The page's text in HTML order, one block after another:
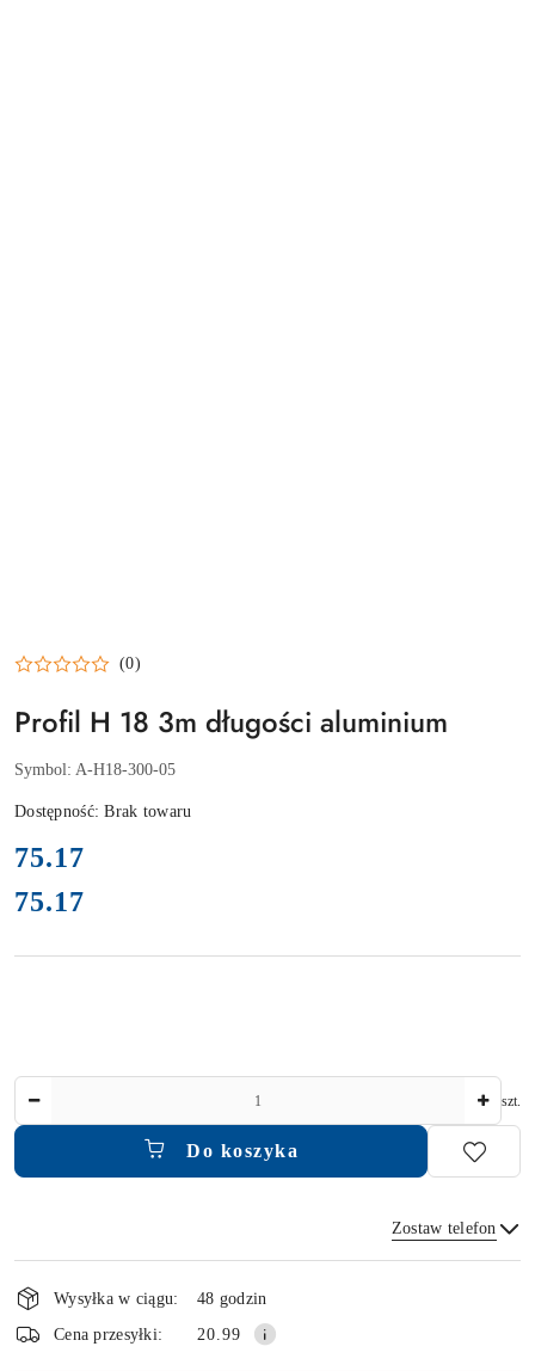
(0)
Profil H 18 3m długości aluminium
Symbol: A-H18-300-05
Dostępność:Brak towaru
cena:
75.17
Cena:
75.17
szt.
Do koszyka
Zostaw telefon
Wyślij
Dostępność
i
dostawa
Wysyłka w ciągu:
48 godzin
Cena przesyłki:
20.99